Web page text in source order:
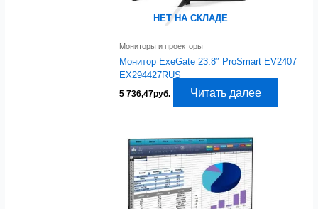
НЕТ НА СКЛАДЕ
Мониторы и проекторы
Монитор ExeGate 23.8″ ProSmart EV2407
EX294427RUS
5 736,47руб. Читать далее